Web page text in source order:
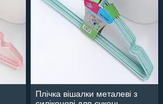
Плічка вішалки металеві з